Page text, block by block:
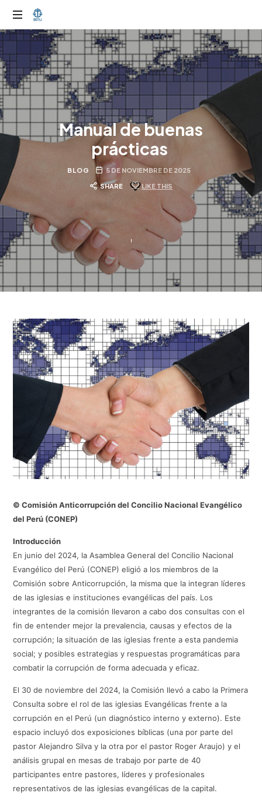
OTIJobservador
Manual de buenas
prácticas
BLOG 5 DE NOVIEMBRE DE 2025
SHARE LIKE THIS
© Comisión Anticorrupción del Concilio Nacional Evangélico
del Perú (CONEP)
Introducción
En junio del 2024, la Asamblea General del Concilio Nacional
Evangélico del Perú (CONEP) eligió a los miembros de la
Comisión sobre Anticorrupción, la misma que la integran líderes
de las iglesias e instituciones evangélicas del país. Los
integrantes de la comisión llevaron a cabo dos consultas con el
fin de entender mejor la prevalencia, causas y efectos de la
corrupción; la situación de las iglesias frente a esta pandemia
social; y posibles estrategias y respuestas programáticas para
combatir la corrupción de forma adecuada y eficaz.
El 30 de noviembre del 2024, la Comisión llevó a cabo la Primera
Consulta sobre el rol de las iglesias Evangélicas frente a la
corrupción en el Perú (un diagnóstico interno y externo). Este
espacio incluyó dos exposiciones bíblicas (una por parte del
pastor Alejandro Silva y la otra por el pastor Roger Araujo) y el
análisis grupal en mesas de trabajo por parte de 40
participantes entre pastores, líderes y profesionales
representativos de las iglesias evangélicas de la capital.